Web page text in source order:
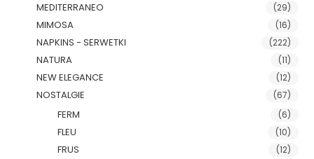
MEDITERRANEO (29)
MIMOSA (16)
NAPKINS - SERWETKI (222)
NATURA (11)
NEW ELEGANCE (12)
NOSTALGIE (67)
FERM (6)
FLEU (10)
FRUS (12)